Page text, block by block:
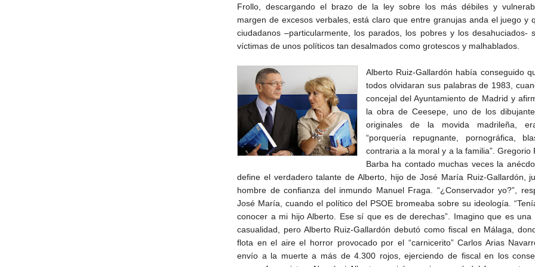
Frollo, descargando el brazo de la ley sobre los más débiles y
margen de excesos verbales, está claro que entre granujas anda el juego y
ciudadanos –particularmente, los parados, los pobres y los desahuciados-
víctimas de unos políticos tan desalmados como grotescos y malhablados.
Alberto Ruiz-Gallardón había conseguido
todos olvidaran sus palabras de 1983,
concejal del Ayuntamiento de Madrid y
la obra de Ceesepe, uno de los
originales de la movida madrileña,
“porquería repugnante, pornográfica,
contraria a la moral y a la familia”. Gregorio
Barba ha contado muchas veces la
define el verdadero talante de Alberto, hijo de José María Ruiz-Gallardón,
hombre de confianza del inmundo Manuel Fraga. “¿Conservador yo?”,
José María, cuando el político del PSOE bromeaba sobre su ideología.
conocer a mi hijo Alberto. Ese sí que es de derechas”. Imagino que es una
casualidad, pero Alberto Ruiz-Gallardón debutó como fiscal en Málaga,
flota en el aire el horror provocado por el “carnicerito” Carlos Arias
envío a la muerte a más de 4.300 rojos, ejerciendo de fiscal en los